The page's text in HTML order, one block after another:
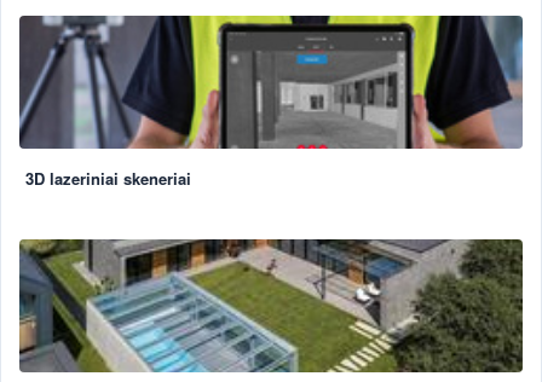
3D lazeriniai skeneriai